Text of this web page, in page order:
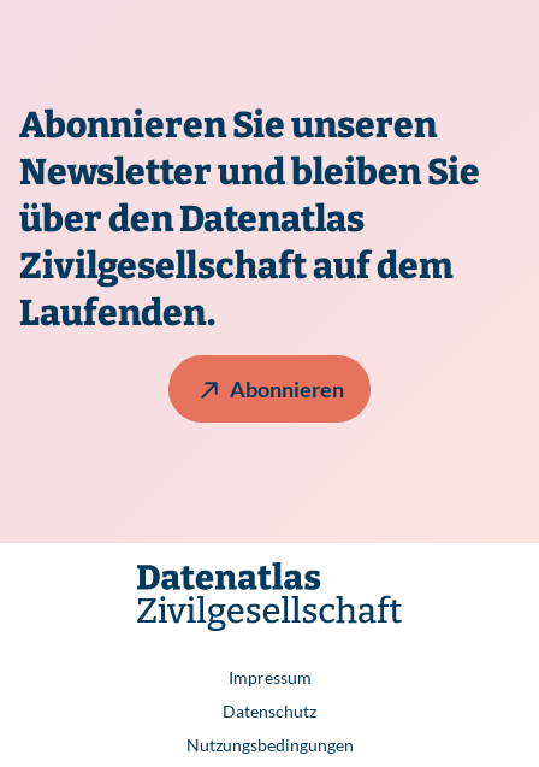
Abonnieren Sie unseren
Newsletter und bleiben Sie
über den Datenatlas
Zivilgesellschaft auf dem
Laufenden.
Abonnieren
Impressum
Datenschutz
Nutzungsbedingungen